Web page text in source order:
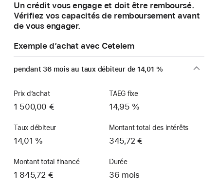
fenêtre)
Un crédit vous engage et doit être remboursé.
Vérifiez vos capacités de remboursement avant
de vous engager.
Exemple d’achat avec Cetelem
pendant 36 mois au taux débiteur de 14,01 %
Prix d’achat
1 500,00 €
TAEG fixe
14,95 %
Taux débiteur
14,01 %
Montant total des intérêts
345,72 €
Montant total financé
1 845,72 €
Durée
36 mois